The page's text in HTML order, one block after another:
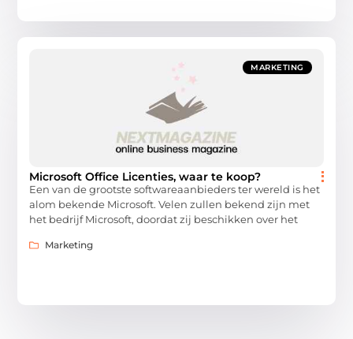
MARKETING
Microsoft Office Licenties, waar te koop?
Een van de grootste softwareaanbieders ter wereld is het
alom bekende Microsoft. Velen zullen bekend zijn met
het bedrijf Microsoft, doordat zij beschikken over het
Marketing